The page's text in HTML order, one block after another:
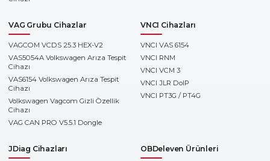
VAG Grubu Cihazlar
VAGCOM VCDS 25.3 HEX-V2
VAS5054A Volkswagen Arıza Tespit
Cihazı
VAS6154 Volkswagen Arıza Tespit
Cihazı
Volkswagen Vagcom Gizli Özellik
Cihazı
VAG CAN PRO V5.5.1 Dongle
VNCI Cihazları
VNCI VAS 6154
VNCI RNM
VNCI VCM 3
VNCI JLR DoIP
VNCI PT3G / PT4G
JDiag Cihazları OBDeleven Ürünleri